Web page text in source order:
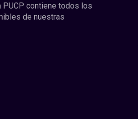
PUCP contiene todos los
de nuestras